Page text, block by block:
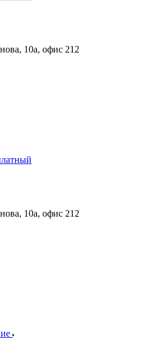
10а, офис 212
10а, офис 212